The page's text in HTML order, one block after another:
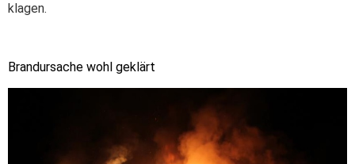
klagen.
Brandursache wohl geklärt